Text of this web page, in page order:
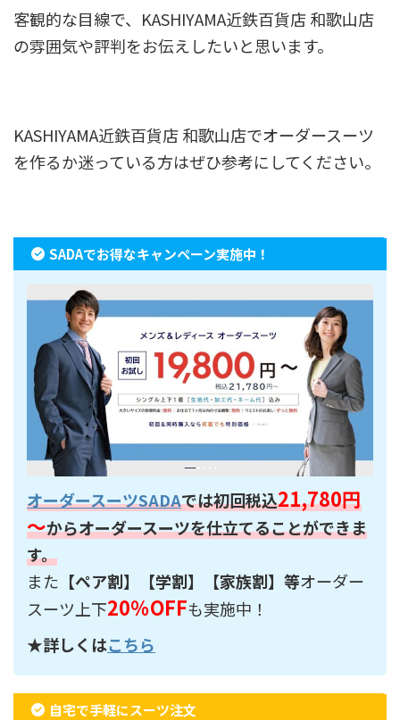
客観的な目線で、KASHIYAMA近鉄百貨店 和歌山店
の雰囲気や評判をお伝えしたいと思います。
KASHIYAMA近鉄百貨店 和歌山店でオーダースーツ
を作るか迷っている方はぜひ参考にしてください。
SADAでお得なキャンペーン実施中！
オーダースーツSADAでは初回税込21,780円
～からオーダースーツを仕立てることができま
す。
また 【ペア割】【学割】【家族割】等オーダー
スーツ上下20％OFFも実施中！
★詳しくはこちら
自宅で手軽にスーツ注文